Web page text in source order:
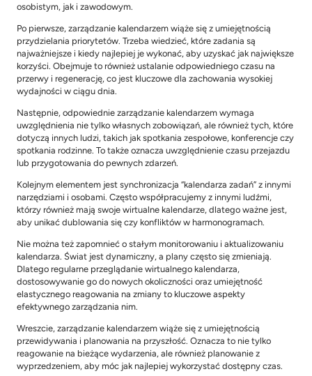
osobistym, jak i zawodowym.
Po pierwsze, zarządzanie kalendarzem wiąże się z umiejętnością
przydzielania priorytetów. Trzeba wiedzieć, które zadania są
najważniejsze i kiedy najlepiej je wykonać, aby uzyskać jak największe
korzyści. Obejmuje to również ustalanie odpowiedniego czasu na
przerwy i regenerację, co jest kluczowe dla zachowania wysokiej
wydajności w ciągu dnia.
Następnie, odpowiednie zarządzanie kalendarzem wymaga
uwzględnienia nie tylko własnych zobowiązań, ale również tych, które
dotyczą innych ludzi, takich jak spotkania zespołowe, konferencje czy
spotkania rodzinne. To także oznacza uwzględnienie czasu przejazdu
lub przygotowania do pewnych zdarzeń.
Kolejnym elementem jest synchronizacja “kalendarza zadań” z innymi
narzędziami i osobami. Często współpracujemy z innymi ludźmi,
którzy również mają swoje wirtualne kalendarze, dlatego ważne jest,
aby unikać dublowania się czy konfliktów w harmonogramach.
Nie można też zapomnieć o stałym monitorowaniu i aktualizowaniu
kalendarza. Świat jest dynamiczny, a plany często się zmieniają.
Dlatego regularne przeglądanie wirtualnego kalendarza,
dostosowywanie go do nowych okoliczności oraz umiejętność
elastycznego reagowania na zmiany to kluczowe aspekty
efektywnego zarządzania nim.
Wreszcie, zarządzanie kalendarzem wiąże się z umiejętnością
przewidywania i planowania na przyszłość. Oznacza to nie tylko
reagowanie na bieżące wydarzenia, ale również planowanie z
wyprzedzeniem, aby móc jak najlepiej wykorzystać dostępny czas.